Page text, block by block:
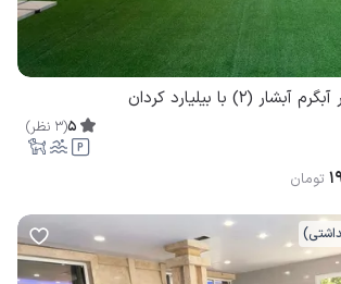
(۲) با بیلیارد کردان
5
(
3 نظر)
تومان